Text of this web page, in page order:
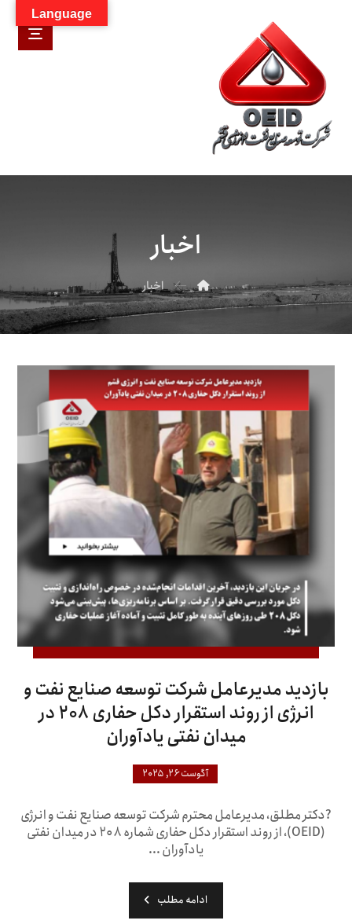
اخبار
اخبار
بازدید مدیرعامل شرکت توسعه صنایع نفت و
انرژی از روند استقرار دکل حفاری ۲۰۸ در
میدان نفتی یادآوران
آگوست ۲۶, ۲۰۲۵
?دکتر مطلق، مدیرعامل محترم شرکت توسعه صنایع نفت و انرژی
(OEID)، از روند استقرار دکل حفاری شماره ۲۰۸ در میدان نفتی
یادآوران ...
ادامه مطلب
Language